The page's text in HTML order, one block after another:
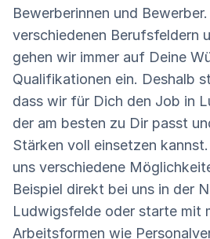
Bewerberinnen und
verschiedenen Berufsfeldern
gehen wir immer auf Deine
Qualifikationen ein. Deshalb
dass wir für Dich den Job in
der am besten zu Dir passt
Stärken voll einsetzen
uns verschiedene
Beispiel direkt bei uns in der
Ludwigsfelde oder starte mit
Arbeitsformen wie